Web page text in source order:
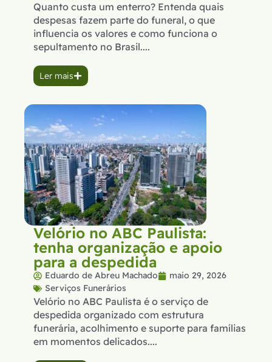
Quanto custa um enterro? Entenda quais
despesas fazem parte do funeral, o que
influencia os valores e como funciona o
sepultamento no Brasil....
Ler mais
Velório no ABC Paulista:
tenha organização e apoio
para a despedida
Eduardo de Abreu Machado
maio 29, 2026
Serviços Funerários
Velório no ABC Paulista é o serviço de
despedida organizado com estrutura
funerária, acolhimento e suporte para famílias
em momentos delicados....